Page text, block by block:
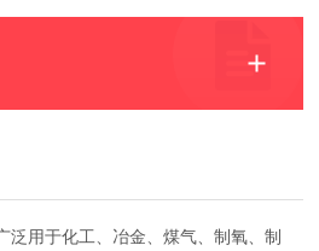
泛用于化工、冶金、煤气、制氧、制